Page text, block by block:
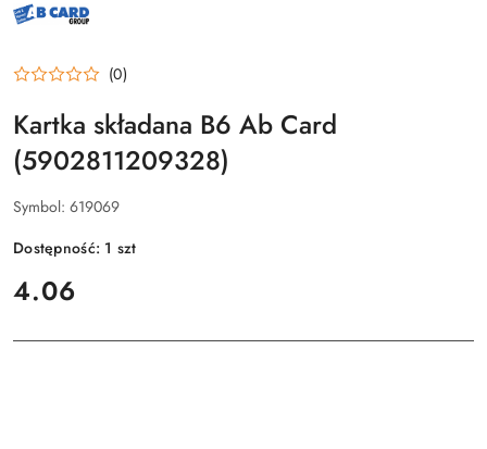
AB
CARD
(0)
Kartka składana B6 Ab Card
(5902811209328)
Symbol: 619069
Dostępność: 1 szt
cena:
4.06